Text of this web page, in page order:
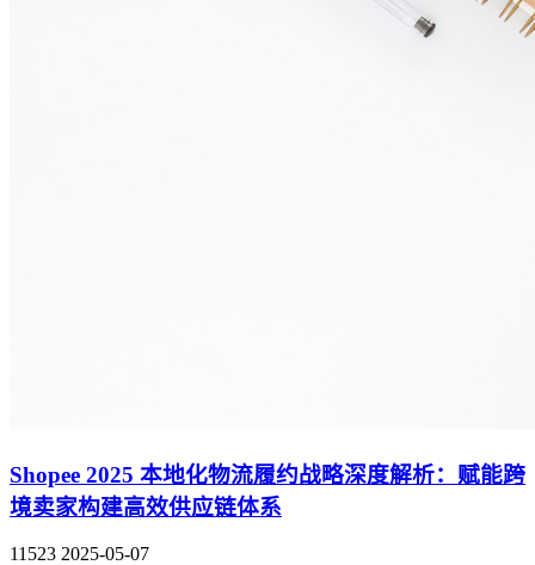
Shopee 2025 本地化物流履约战略深度解析：赋能跨
境卖家构建高效供应链体系
11523 2025-05-07